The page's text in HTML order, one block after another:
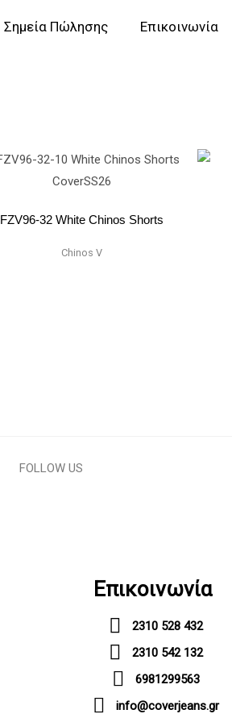
Σημεία Πώλησης Επικοινωνία
FZV96-32 White Chinos Shorts
Chinos V
FOLLOW US
Επικοινωνία
2310 528 432
2310 542 132
6981299563
info@coverjeans.gr